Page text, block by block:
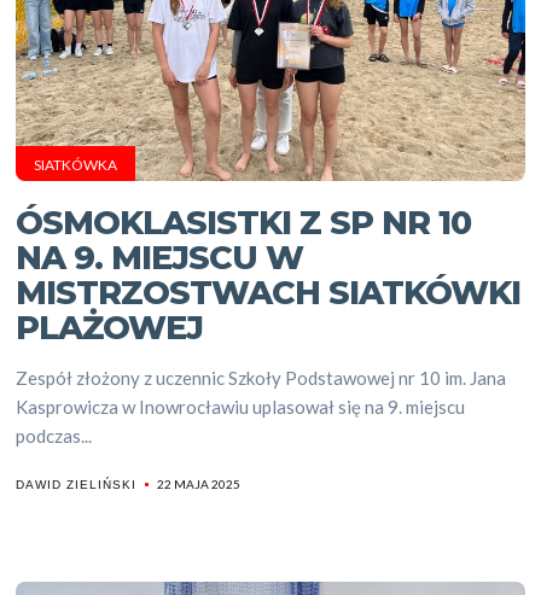
SIATKÓWKA
ÓSMOKLASISTKI Z SP NR 10
NA 9. MIEJSCU W
MISTRZOSTWACH SIATKÓWKI
PLAŻOWEJ
Zespół złożony z uczennic Szkoły Podstawowej nr 10 im. Jana
Kasprowicza w Inowrocławiu uplasował się na 9. miejscu
podczas...
DAWID ZIELIŃSKI 22 MAJA 2025